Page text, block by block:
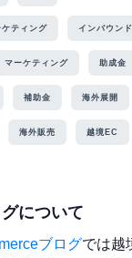
ティング インバウンド
マーケティング 助成金
補助金 海外展開
海外販売 越境EC
について
ブログでは越